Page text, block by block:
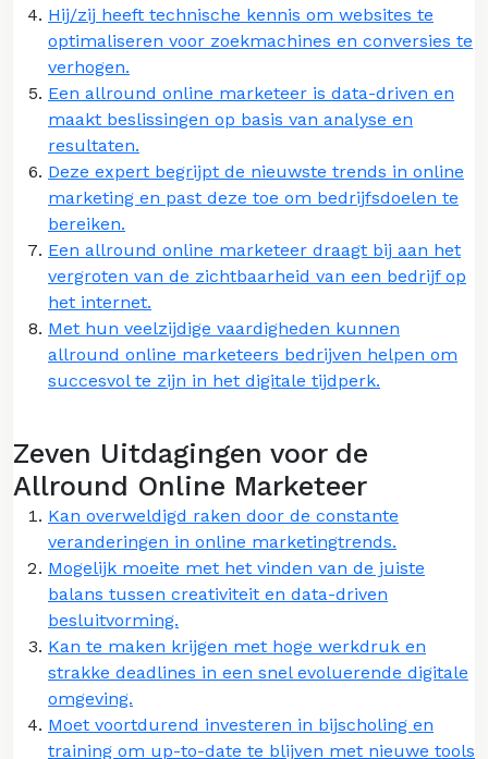
Hij/zij heeft technische kennis om websites te
optimaliseren voor zoekmachines en conversies te
verhogen.
Een allround online marketeer is data-driven en
maakt beslissingen op basis van analyse en
resultaten.
Deze expert begrijpt de nieuwste trends in online
marketing en past deze toe om bedrijfsdoelen te
bereiken.
Een allround online marketeer draagt bij aan het
vergroten van de zichtbaarheid van een bedrijf op
het internet.
Met hun veelzijdige vaardigheden kunnen
allround online marketeers bedrijven helpen om
succesvol te zijn in het digitale tijdperk.
Zeven Uitdagingen voor de
Allround Online Marketeer
Kan overweldigd raken door de constante
veranderingen in online marketingtrends.
Mogelijk moeite met het vinden van de juiste
balans tussen creativiteit en data-driven
besluitvorming.
Kan te maken krijgen met hoge werkdruk en
strakke deadlines in een snel evoluerende digitale
omgeving.
Moet voortdurend investeren in bijscholing en
training om up-to-date te blijven met nieuwe tools